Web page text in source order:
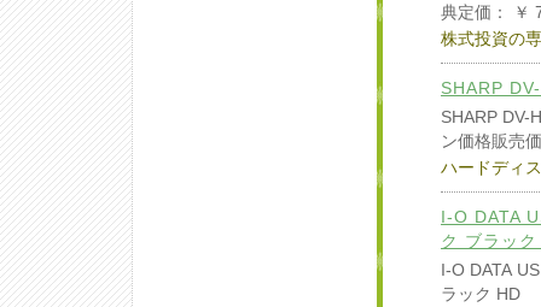
典定価： ￥
株式投資の
SHARP
SHARP DV-
ン価格販売
ハードディ
I-O DATA
ク ブラッ
I-O DATA
ラック HD